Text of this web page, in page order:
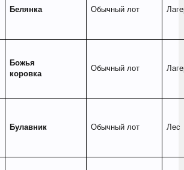
Белянка Обычный лот
Божья
коровка
Обычный лот
Булавник Обычный лот Лес